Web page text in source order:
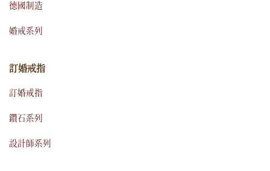
德國制造
婚戒系列
訂婚戒指
訂婚戒指
鑽石系列
設計師系列